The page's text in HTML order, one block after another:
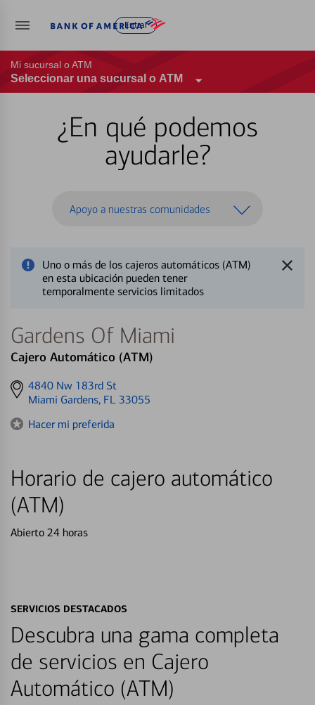
Entrar
Mi sucursal o ATM
Seleccionar una sucursal o ATM
¿En qué podemos
ayudarle?
Apoyo a nuestras comunidades
Uno o más de los cajeros automáticos (ATM)
en esta ubicación pueden tener
temporalmente servicios limitados
Gardens Of Miami
Cajero Automático (ATM)
Get
directions
4840 Nw 183rd St
Miami Gardens, FL 33055
Hacer mi preferida
Horario de cajero automático
(ATM)
Abierto 24 horas
SERVICIOS DESTACADOS
Descubra una gama completa
de servicios en Cajero
Automático (ATM)